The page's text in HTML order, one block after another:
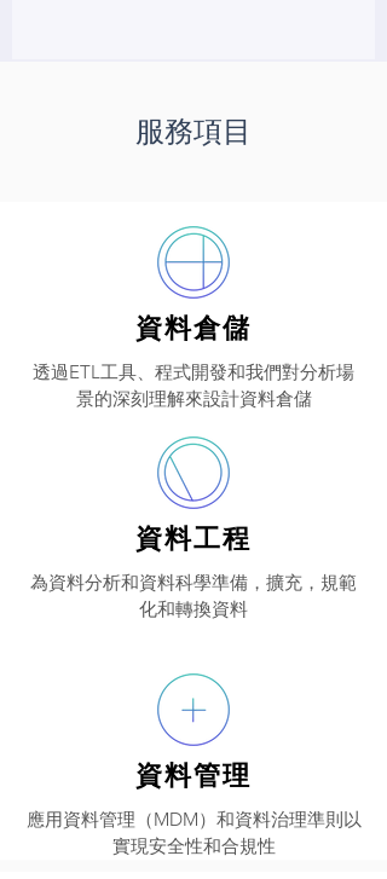
服務項目
資料倉儲
透過ETL工具、程式開發和我們對分析場
景的深刻理解來設計資料倉儲
資料工程
為資料分析和資料科學準備，擴充，規範
化和轉換資料
資料管理
應用資料管理（MDM）和資料治理準則以
實現安全性和合規性